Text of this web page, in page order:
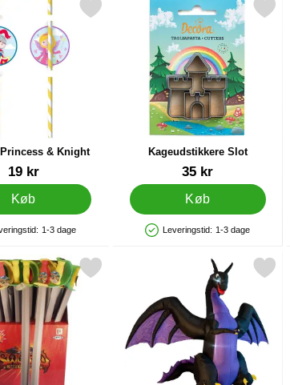
& Knight
19 kr
Køb
På lager
1-3 dage
sugerør Princess & Knight som favorit
Kageudstikkere Slot
35 kr
Køb
Produkttilgængelighed: På lager
Leveringstid: 1-3 dage
Markér kageudstikkere
favorit
skumgummi Legetøjssværd som favoritMarkér oppustelig Drage